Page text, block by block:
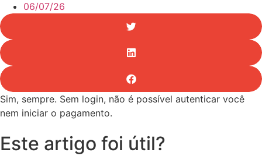
06/07/26
Sim, sempre. Sem login, não é possível autenticar você
nem iniciar o pagamento.
Este artigo foi útil?